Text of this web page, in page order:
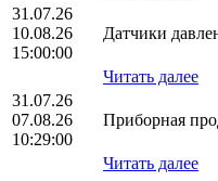
31.07.26
10.08.26
15:00:00
Датчики
Читать далее
31.07.26
07.08.26
10:29:00
Приборная
Читать далее